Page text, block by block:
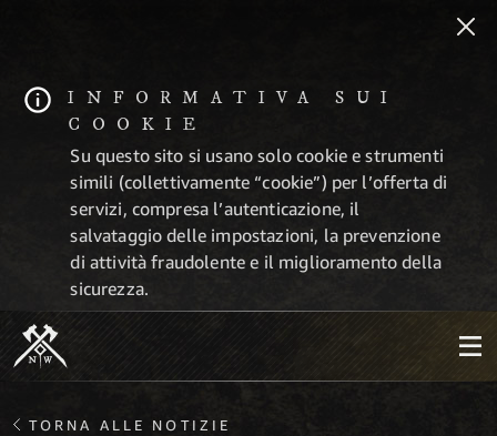
INFORMATIVA SUI
COOKIE
Su questo sito si usano solo cookie e strumenti
simili (collettivamente “cookie”) per l’offerta di
servizi, compresa l’autenticazione, il
salvataggio delle impostazioni, la prevenzione
di attività fraudolente e il miglioramento della
sicurezza.
TORNA ALLE NOTIZIE